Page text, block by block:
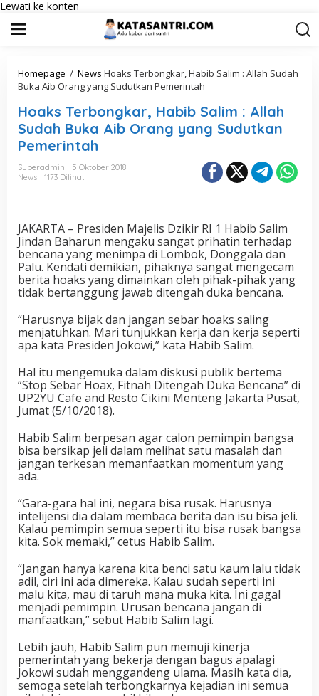
Lewati ke konten
Homepage / News Hoaks Terbongkar, Habib Salim : Allah Sudah
Buka Aib Orang yang Sudutkan Pemerintah
Hoaks Terbongkar, Habib Salim : Allah
Sudah Buka Aib Orang yang Sudutkan
Pemerintah
Superadmin
5 Oktober 2018
News
1173 Dilihat
JAKARTA – Presiden Majelis Dzikir RI 1 Habib Salim
Jindan Baharun mengaku sangat prihatin terhadap
bencana yang menimpa di Lombok, Donggala dan
Palu. Kendati demikian, pihaknya sangat mengecam
berita hoaks yang dimainkan oleh pihak-pihak yang
tidak bertanggung jawab ditengah duka bencana.
“Harusnya bijak dan jangan sebar hoaks saling
menjatuhkan. Mari tunjukkan kerja dan kerja seperti
apa kata Presiden Jokowi,” kata Habib Salim.
Hal itu mengemuka dalam diskusi publik bertema
“Stop Sebar Hoax, Fitnah Ditengah Duka Bencana” di
UP2YU Cafe and Resto Cikini Menteng Jakarta Pusat,
Jumat (5/10/2018).
Habib Salim berpesan agar calon pemimpin bangsa
bisa bersikap jeli dalam melihat satu masalah dan
jangan terkesan memanfaatkan momentum yang
ada.
“Gara-gara hal ini, negara bisa rusak. Harusnya
intelijensi dia dalam membaca berita dan isu bisa jeli.
Kalau pemimpin semua seperti itu bisa rusak bangsa
kita. Sok memaki,” cetus Habib Salim.
“Jangan hanya karena kita benci satu kaum lalu tidak
adil, ciri ini ada dimereka. Kalau sudah seperti ini
malu kita, mau di taruh mana muka kita. Ini gagal
menjadi pemimpin. Urusan bencana jangan di
manfaatkan,” sebut Habib Salim lagi.
Lebih jauh, Habib Salim pun memuji kinerja
pemerintah yang bekerja dengan bagus apalagi
Jokowi sudah menggandeng ulama. Masih kata dia,
semoga setelah terbongkarnya kejadian ini semua